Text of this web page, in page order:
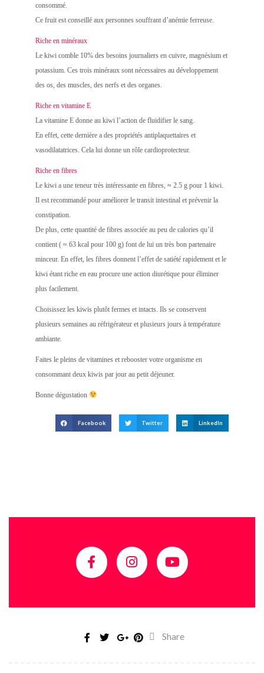
consommé.
Ce fruit est conseillé aux personnes souffrant d’anémie ferreuse.
Riche en minéraux
Le kiwi comble 10% des besoins journaliers en cuivre, magnésium et
potassium. Ces trois minéraux sont nécessaires au développement
des os, des muscles, des nerfs et des organes.
Riche en vitamine E
La vitamine E donne au kiwi l’action de fluidifier le sang.
En effet, cette dernière a des propriétés antiplaquettaires et
vasodilatatrices. Cela lui donne un rôle cardioprotecteur.
Riche en fibres
Le kiwi a une teneur très intéressante en fibres, ≈ 2.5 g pour 1 kiwi.
Il est recommandé pour améliorer le transit intestinal et prévenir la
constipation.
De plus, cette quantité de fibres associée au peu de calories qu’il
contient ( ≈ 63 kcal pour 100 g) font de lui un très bon partenaire
minceur. En effet, les fibres donnent l’effet de satiété rapidement et le
kiwi étant riche en eau procure une action diurétique pour éliminer
plus facilement.
Choisissez les kiwis plutôt fermes et intacts. Ils se conservent
plusieurs semaines au réfrigérateur et plusieurs jours à température
ambiante.
Faites le pleins de vitamines et rebooster votre organisme en
consommant deux kiwis par jour au petit déjeuner.
Bonne dégustation
Facebook Twitter LinkedIn
Share